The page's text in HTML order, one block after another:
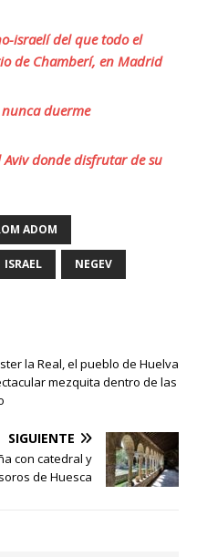
israelí del que todo el
de Chamberí, en Madrid
duerme
Aviv donde disfrutar de su
ADOM
ISRAEL NEGEV
la Real, el pueblo de Huelva
mezquita dentro de las
SIGUIENTE
con catedral y
de Huesca